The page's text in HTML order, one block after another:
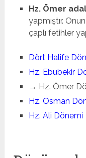
Hz. Ömer
yapmıştır.
çaplı fetihler
Dört Halife
Hz. Ebubekir
→ Hz. Ömer
Hz. Osman
Hz. Ali Dönemi